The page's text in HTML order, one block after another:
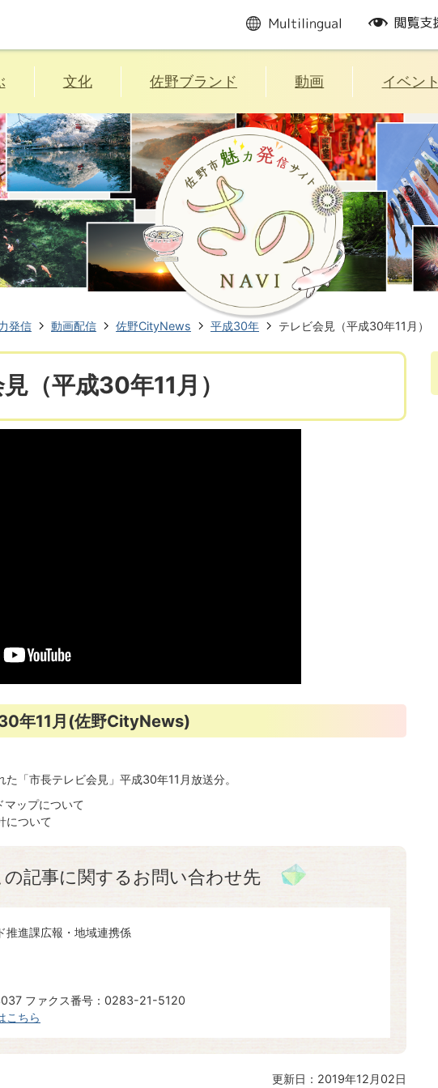
multilingual
閲
文化 佐野ブランド 動画 イベント
発信 動画配信 佐野CityNews 平成30年 テレビ会見（平成30年11月）
（平成30年11月）
年11月(佐野CityNews)
「市長テレビ会見」平成30年11月放送分。
マップについて
について
の記事に関するお問い合わせ先
推進課広報・地域連携係
ファクス番号：0283-21-5120
こちら
更新日：2019年12月02日